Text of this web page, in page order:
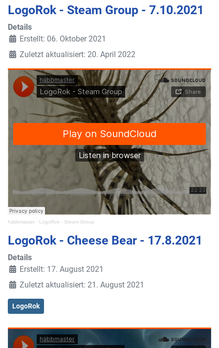
LogoRok - Steam Group - 7.10.2021
Details
Erstellt: 06. Oktober 2021
Zuletzt aktualisiert: 20. April 2022
häbbmaster · LogoRok - Steam Group
LogoRok - Cheese Bear - 17.8.2021
Details
Erstellt: 17. August 2021
Zuletzt aktualisiert: 21. August 2021
LogoRok